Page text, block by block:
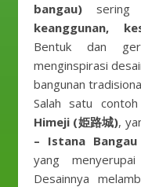
bangau) sering
keanggunan,
Bentuk dan
menginspirasi
bangunan
Salah satu
Himeji (姫路城),
– Istana
yang
Desainnya